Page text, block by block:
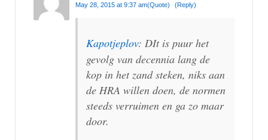
May 28, 2015 at 9:37 am(Quote) (Reply)
Kapotjeplov: DIt is puur het
gevolg van decennia lang de
kop in het zand steken, niks aan
de HRA willen doen, de normen
steeds verruimen en ga zo maar
door.